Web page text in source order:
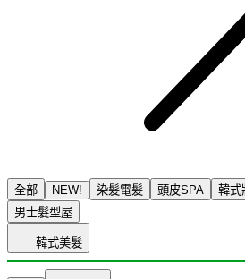
全部 NEW! 染髮電髮 頭皮SPA 韓式
男士髮型屋
韓式美髮